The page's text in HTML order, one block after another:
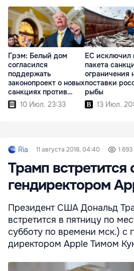
Грэм: Белый дом
согласился
поддержать
законопроект о новых
санкциях против
России10 Июл. 23:33
ЕС исключил
пакета
ограничения
поставки
рыбы
13 Июл.
Ria 11 августа 2018, 04:40 1 693
Трамп встретится
гендиректором
Президент США Дональд
встретится в пятницу по
субботу по времени мск.) с
директором Apple Тимом